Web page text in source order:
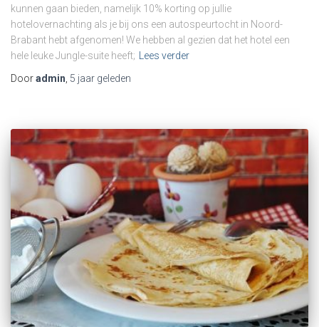
kunnen gaan bieden, namelijk 10% korting op jullie
hotelovernachting als je bij ons een autospeurtocht in Noord-
Brabant hebt afgenomen! We hebben al gezien dat het hotel een
hele leuke Jungle-suite heeft; Lees verder
Dooradmin, 5 jaar geleden